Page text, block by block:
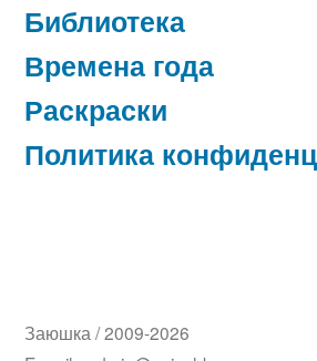
Библиотека
Времена года
Раскраски
Политика
Заюшка / 2009-2026